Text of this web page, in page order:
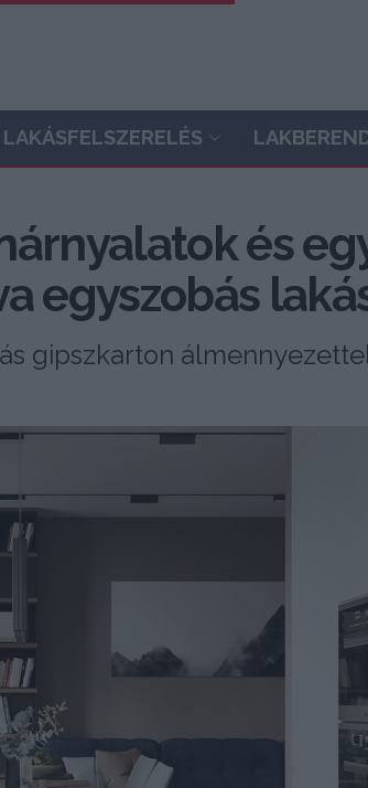
LAKÁSFELSZERELÉS
és
egyszobás
gipszkarton